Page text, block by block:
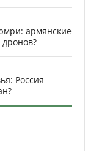
армянские
дронов?
Россия